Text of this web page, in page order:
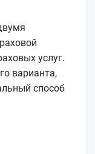
услуг.
варианта,
способ